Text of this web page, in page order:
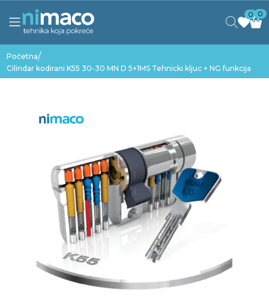
0 0
Početna/
Cilindar kodirani K55 30-30 MN D 5+1MS Tehnicki kljuc + NG funkcija